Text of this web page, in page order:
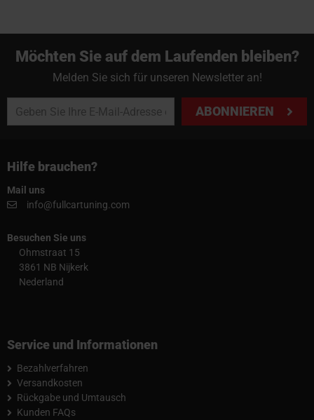
Möchten Sie auf dem Laufenden bleiben?
Melden Sie sich für unseren Newsletter an!
ABONNIEREN
Hilfe brauchen?
Mail uns
info@fullcartuning.com
Besuchen Sie uns
Ohmstraat 15
3861 NB Nijkerk
Nederland
Service und Informationen
Bezahlverfahren
Versandkosten
Rückgabe und Umtausch
Kunden FAQs